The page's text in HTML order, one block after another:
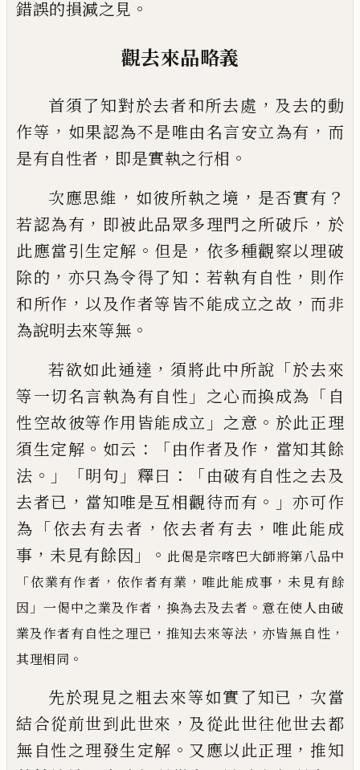
錯誤的損減之見 。
觀去來品略義
首須了知對於去者和所去處 ， 及去的動
作等 ， 如果認為不是唯由名言安立為有 ， 而
是有自性者 ， 即是實執之行相 。
次應思維 ， 如彼所執之境 ， 是否實有 ？
若認為有 ， 即被此品眾多理門之所破斥 ， 於
此應當引生定解 。 但是 ， 依多種觀察以理破
除的 ， 亦只為令得了知 ： 若執有自性 ， 則作
和所作 ， 以及作者等皆不能成立之故 ， 而非
為說明去來等無 。
若欲如此通達 ， 須將此中所說 「於去來
等一切名言執為有自性 」 之心而換成為 「 自
性空故彼等作用皆能成立 」 之意 。 於此正理
須生定解 。 如云 ：「由作者及作 ， 當知其餘
法 。」「明句 」 釋曰 ：「由破有自性之去及
去者已 ， 當知唯是互相觀待而有 。」亦可作
為 「依去有去者 ， 依去者有去 ， 唯此能成
事 ， 未見有餘因 」。 此偈是宗喀巴大師將第八品中
「依業有作者 ， 依作者有業 ， 唯此能成事 ，未見有餘
因 」 一偈中之業及作者 ， 換為去及去者 。 意在使人由破
業及作者有自性之理已 ，推知去來等法 ，亦皆無自性 ，
其理相同 。
先於現見之粗去來等如實了知已 ， 次當
結合從前世到此世來 ， 及從此世往他世去都
無自性之理發生定解 。 又應以此正理 ， 推知